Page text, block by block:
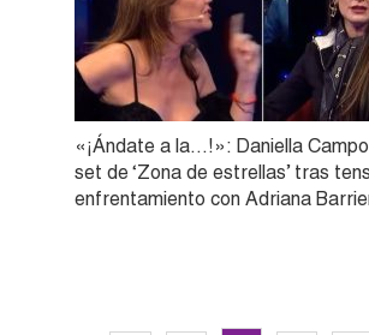
«¡Ándate a la…!»: Daniella
set de ‘Zona de estrellas’ tras
enfrentamiento con Adriana